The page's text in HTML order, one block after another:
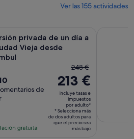
adulto
Ver las 155 actividades
privada de un día a
Vieja desde
de
gratuita
El
precio
anterior
era
de
248 €
y
248 €
213 €
incluye tasas e
impuestos
por adulto*
* Selecciona más
de dos adultos para
que el precio sea
más bajo